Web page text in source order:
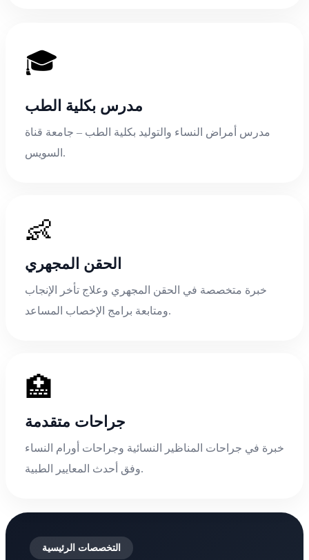
🎓
مدرس بكلية الطب
مدرس أمراض النساء والتوليد بكلية الطب – جامعة قناة
السويس.
👶
الحقن المجهري
خبرة متخصصة في الحقن المجهري وعلاج تأخر الإنجاب
ومتابعة برامج الإخصاب المساعد.
🏥
جراحات متقدمة
خبرة في جراحات المناظير النسائية وجراحات أورام النساء
وفق أحدث المعايير الطبية.
التخصصات الرئيسية